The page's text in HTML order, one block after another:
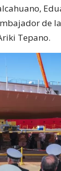
de
Tepano.